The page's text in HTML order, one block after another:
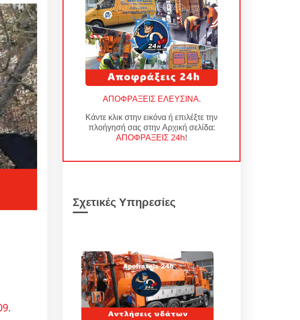
.
ΑΠΟΦΡΑΞΕΙΣ ΕΛΕΥΣΙΝΑ.
Κάντε κλικ στην εικόνα ή επιλέξτε την
πλοήγησή σας στην Αρχική σελίδα:
ΑΠΟΦΡΑΞΕΙΣ 24h!
Σχετικές Υπηρεσίες